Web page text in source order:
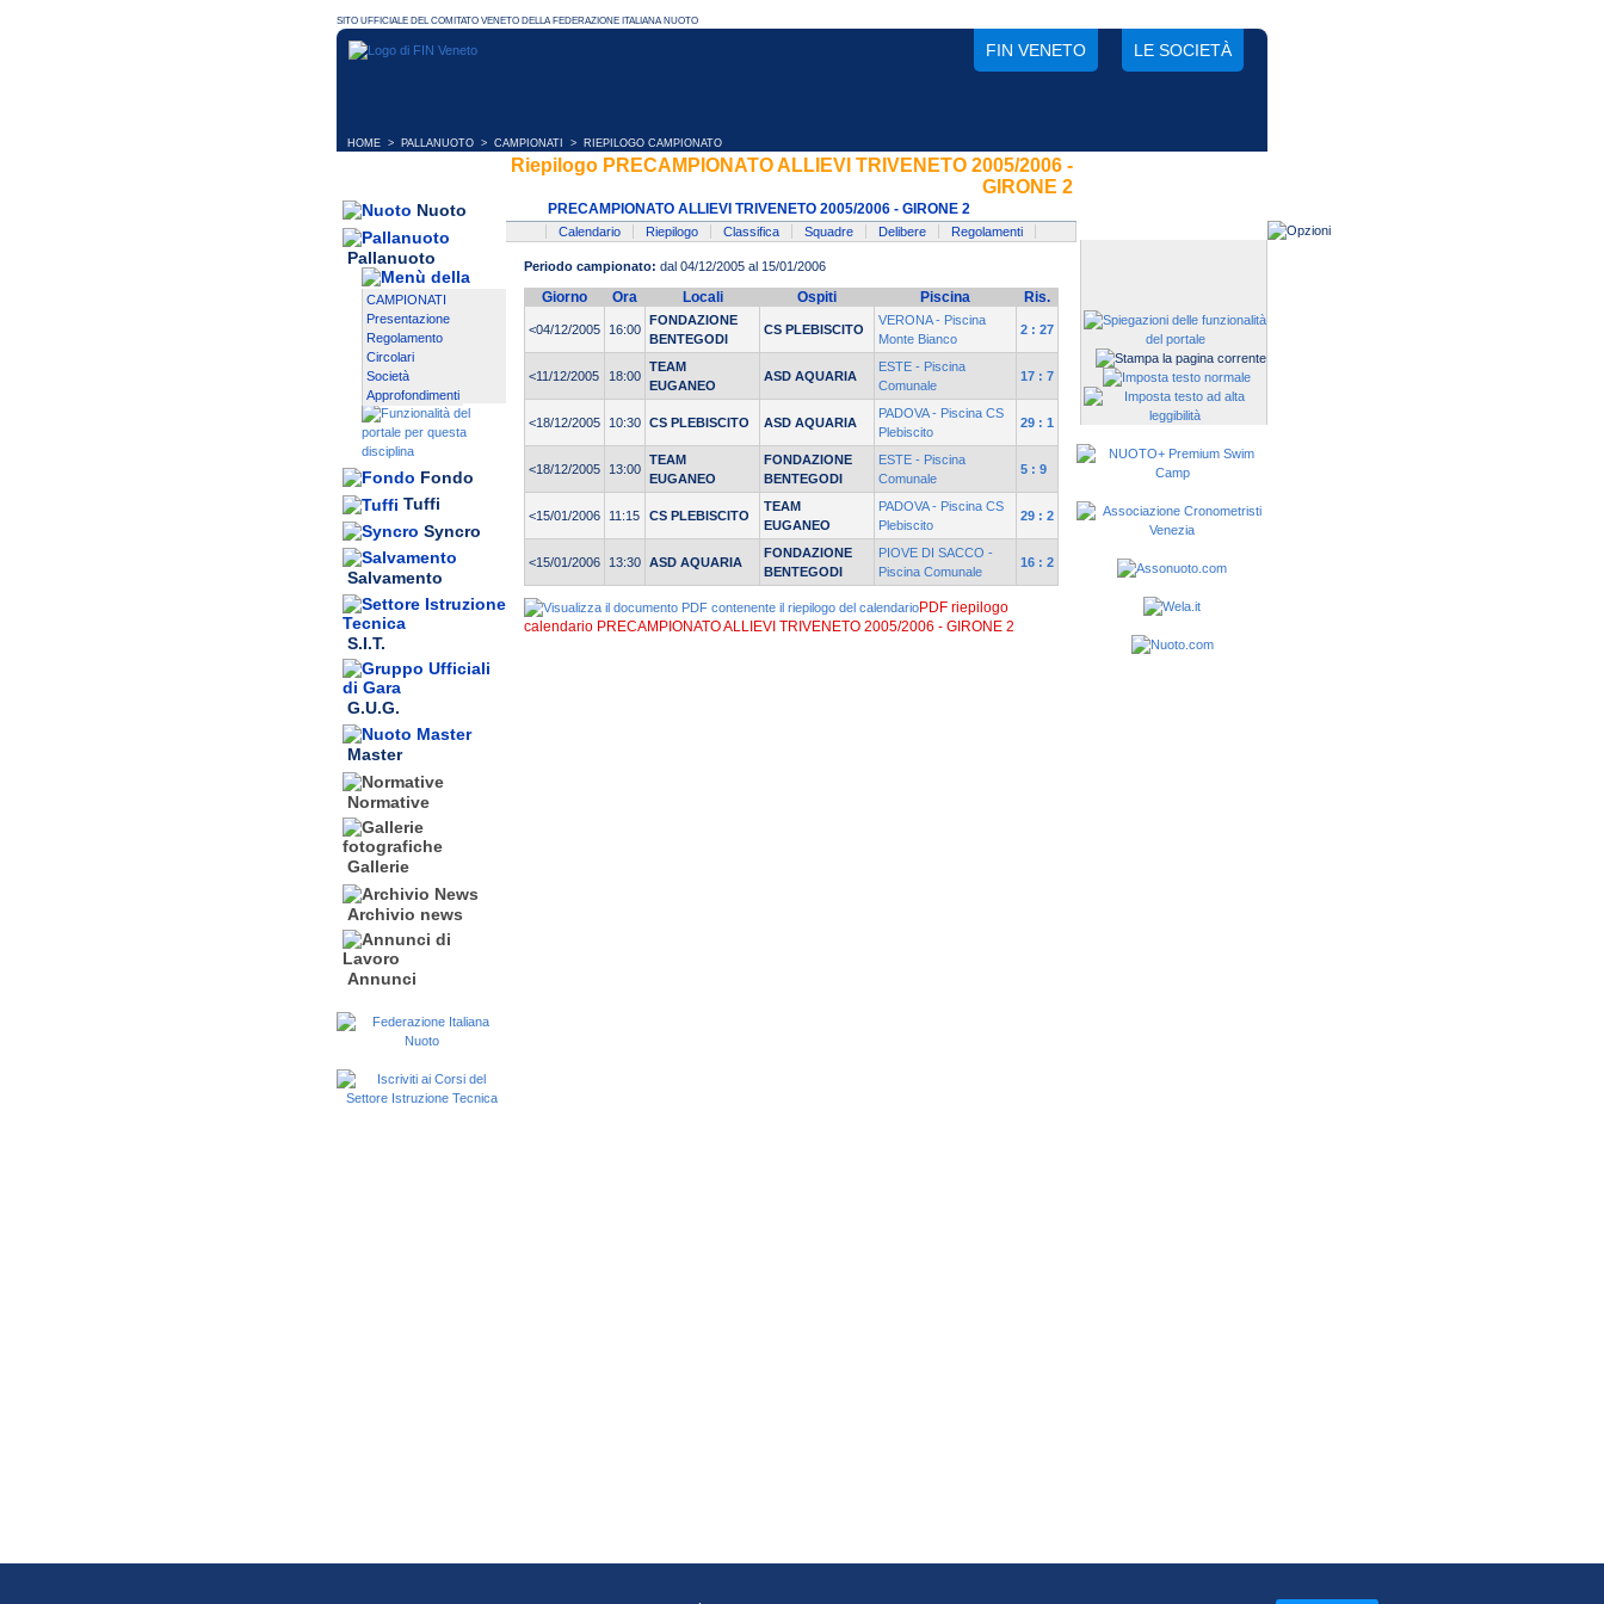
FIN VENETO LE SOCIETÀ
HOME > PALLANUOTO > CAMPIONATI > RIEPILOGO CAMPIONATO
Nuoto
Pallanuoto
CAMPIONATI
Presentazione
Regolamento
Circolari
Società
Approfondimenti
Fondo
Tuffi
Syncro
Salvamento
S.I.T.
G.U.G.
Master
Normative
Gallerie
Archivio news
Annunci
Riepilogo PRECAMPIONATO ALLIEVI TRIVENETO 2005/2006 -
GIRONE 2
PRECAMPIONATO ALLIEVI TRIVENETO 2005/2006 - GIRONE 2
Calendario Riepilogo Classifica Squadre Delibere Regolamenti
Periodo campionato: dal 04/12/2005 al 15/01/2006
Giorno Ora Locali Ospiti Piscina Ris.
<04/12/2005 16:00
FONDAZIONE
BENTEGODI
CS PLEBISCITO
VERONA - Piscina
Monte Bianco
2 : 27
<11/12/2005 18:00
TEAM
EUGANEO
ASD AQUARIA
ESTE - Piscina
Comunale
17 : 7
<18/12/2005 10:30 CS PLEBISCITO ASD AQUARIA
PADOVA - Piscina CS
Plebiscito
29 : 1
<18/12/2005 13:00
TEAM
EUGANEO
FONDAZIONE
BENTEGODI
ESTE - Piscina
Comunale
5 : 9
<15/01/2006 11:15 CS PLEBISCITO
TEAM
EUGANEO
PADOVA - Piscina CS
Plebiscito
29 : 2
<15/01/2006 13:30 ASD AQUARIA
FONDAZIONE
BENTEGODI
PIOVE DI SACCO -
Piscina Comunale
16 : 2
PDF riepilogo
calendario PRECAMPIONATO ALLIEVI TRIVENETO 2005/2006 - GIRONE 2